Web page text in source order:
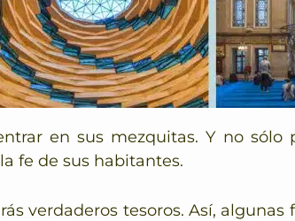
en sus mezquitas. Y no sólo
fe de sus habitantes.
verdaderos tesoros. Así,